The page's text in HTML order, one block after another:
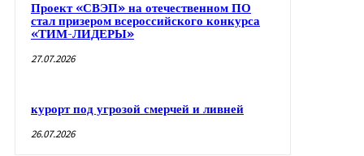
Проект «СВЭП» на отечественном ПО
стал призером всероссийского конкурса
«ТИМ-ЛИДЕРЫ»
27.07.2026
курорт под угрозой смерчей и ливней
26.07.2026